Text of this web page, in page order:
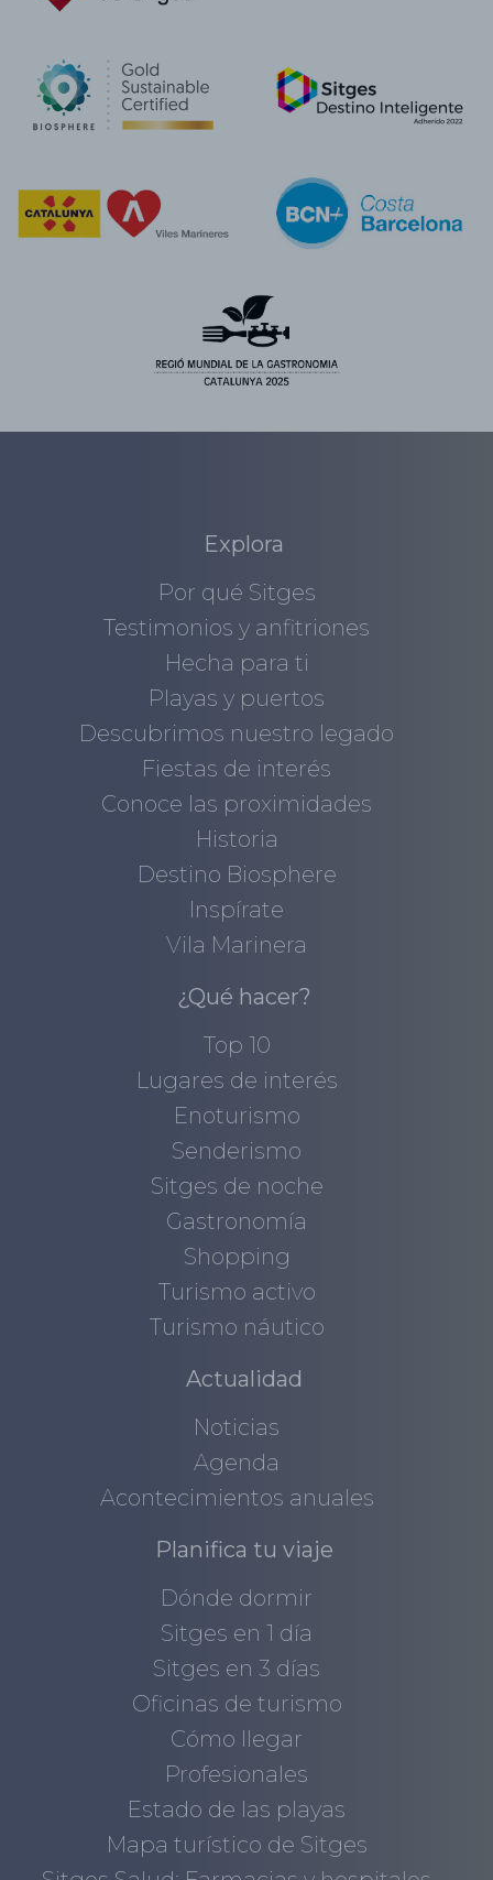
Explora
Por qué Sitges
Testimonios y anfitriones
Hecha para ti
Playas y puertos
Descubrimos nuestro legado
Fiestas de interés
Conoce las proximidades
Historia
Destino Biosphere
Inspírate
Vila Marinera
¿Qué hacer?
Top 10
Lugares de interés
Enoturismo
Senderismo
Sitges de noche
Gastronomía
Shopping
Turismo activo
Turismo náutico
Actualidad
Noticias
Agenda
Acontecimientos anuales
Planifica tu viaje
Dónde dormir
Sitges en 1 día
Sitges en 3 días
Oficinas de turismo
Cómo llegar
Profesionales
Estado de las playas
Mapa turístico de Sitges